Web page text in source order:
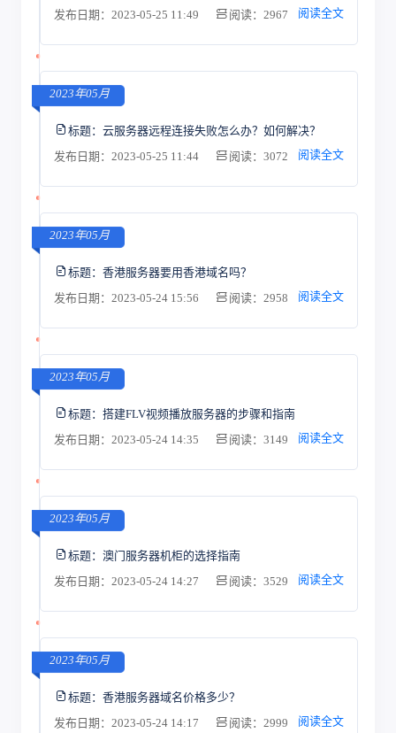
发布日期：2023-05-25 11:49
阅读：2967 阅读全文
2023年05月
标题： 云服务器远程连接失败怎么办？如何解决？
发布日期：2023-05-25 11:44
阅读：3072 阅读全文
2023年05月
标题： 香港服务器要用香港域名吗？
发布日期：2023-05-24 15:56
阅读：2958 阅读全文
2023年05月
标题： 搭建FLV视频播放服务器的步骤和指南
发布日期：2023-05-24 14:35
阅读：3149 阅读全文
2023年05月
标题： 澳门服务器机柜的选择指南
发布日期：2023-05-24 14:27
阅读：3529 阅读全文
2023年05月
标题： 香港服务器域名价格多少？
发布日期：2023-05-24 14:17
阅读：2999 阅读全文